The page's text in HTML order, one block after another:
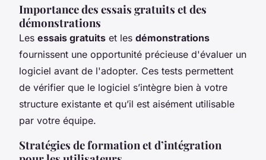
Importance des essais gratuits et des
démonstrations
Les essais gratuits et les démonstrations
fournissent une opportunité précieuse d'évaluer un
logiciel avant de l'adopter. Ces tests permettent
de vérifier que le logiciel s’intègre bien à votre
structure existante et qu’il est aisément utilisable
par votre équipe.
Stratégies de formation et d’intégration